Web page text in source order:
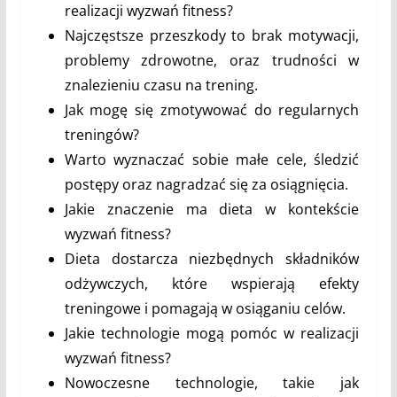
realizacji wyzwań fitness?
Najczęstsze przeszkody to brak motywacji,
problemy zdrowotne, oraz trudności w
znalezieniu czasu na trening.
Jak mogę się zmotywować do regularnych
treningów?
Warto wyznaczać sobie małe cele, śledzić
postępy oraz nagradzać się za osiągnięcia.
Jakie znaczenie ma dieta w kontekście
wyzwań fitness?
Dieta dostarcza niezbędnych składników
odżywczych, które wspierają efekty
treningowe i pomagają w osiąganiu celów.
Jakie technologie mogą pomóc w realizacji
wyzwań fitness?
Nowoczesne technologie, takie jak